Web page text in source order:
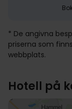
* De angivna
priserna som
webbplats.
Hotell på